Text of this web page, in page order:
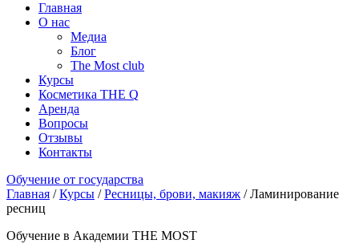
Главная
О нас
Медиа
Блог
The Most club
Курсы
Косметика THE Q
Аренда
Вопросы
Отзывы
Контакты
Обучение от государства
Главная /Курсы /Ресницы, брови, макияж /Ламинирование
ресниц
Обучение в Академии THE MOST